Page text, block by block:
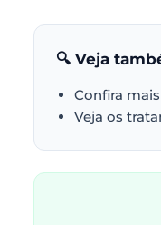
🔍 Veja
Confira
Veja os